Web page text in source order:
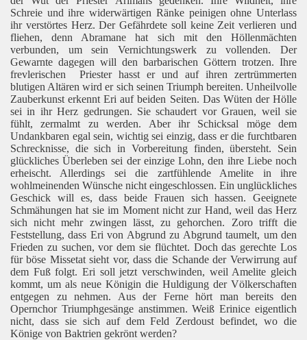
Schreie und ihre widerwärtigen Ränke peinigen ohne Unterlass
ihr verstörtes Herz. Der Gefährdete soll keine Zeit verlieren und
fliehen, denn Abramane hat sich mit den Höllenmächten
verbunden, um sein Vernichtungswerk zu vollenden. Der
Gewarnte dagegen will den barbarischen Göttern trotzen. Ihre
frevlerischen
Priester hasst er und auf ihren zertrümmerten
blutigen Altären wird er sich seinen Triumph bereiten. Unheilvolle
Zauberkunst erkennt Eri auf beiden Seiten. Das Wüten der Hölle
sei in ihr Herz gedrungen. Sie schaudert vor Grauen, weil sie
fühlt, zermalmt zu werden. Aber ihr Schicksal möge dem
Undankbaren egal sein, wichtig sei einzig, dass er die furchtbaren
Schrecknisse, die sich in Vorbereitung finden, übersteht. Sein
glückliches Überleben sei der einzige Lohn, den ihre Liebe noch
erheischt. Allerdings sei die zartfühlende Amelite in ihre
wohlmeinenden Wünsche nicht eingeschlossen. Ein unglückliches
Geschick will es, dass beide Frauen sich hassen. Geeignete
Schmähungen hat sie im Moment nicht zur Hand, weil das Herz
sich nicht mehr zwingen lässt, zu gehorchen. Zoro trifft die
Feststellung, dass Eri von Abgrund zu Abgrund taumelt, um den
Frieden zu suchen, vor dem sie flüchtet. Doch das gerechte Los
für böse Missetat sieht vor, dass die Schande der Verwirrung auf
dem Fuß folgt. Eri soll jetzt verschwinden, weil Amelite gleich
kommt, um als neue Königin die Huldigung der Völkerschaften
entgegen zu nehmen. Aus der Ferne hört man bereits den
Opernchor Triumphgesänge anstimmen. Weiß Erinice eigentlich
nicht, dass sie sich auf dem Feld Zerdoust befindet, wo die
Könige von Baktrien gekrönt werden?